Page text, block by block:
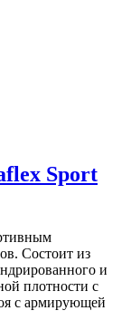
Sport
Состоит из
и
плотности с
с армирующей